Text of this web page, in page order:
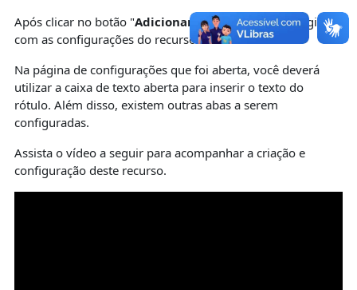
Após clicar no botão "Adicionar " será aberta uma página
com as configurações do recurso escolhido.
Na página de configurações que foi aberta, você deverá
utilizar a caixa de texto aberta para inserir o texto do
rótulo. Além disso, existem outras abas a serem
configuradas.
Assista o vídeo a seguir para acompanhar a criação e
configuração deste recurso.